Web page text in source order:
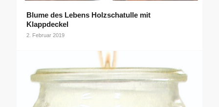
Blume des Lebens Holzschatulle mit
Klappdeckel
2. Februar 2019